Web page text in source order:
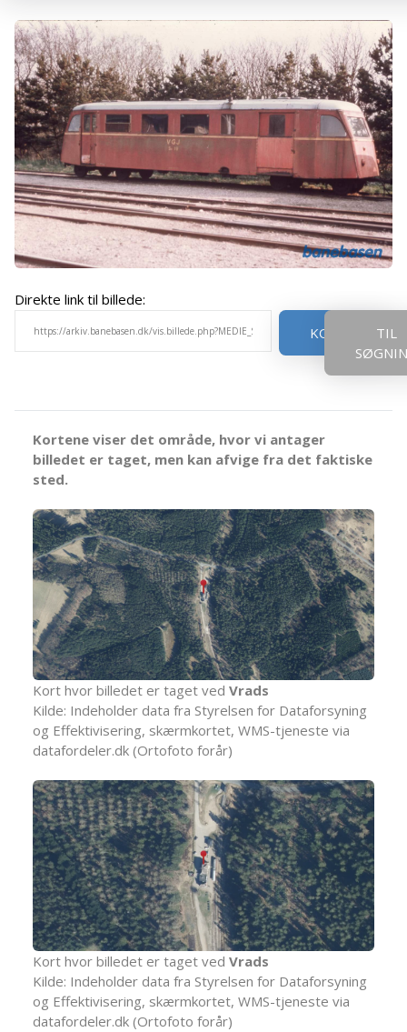
Direkte link til billede:
KOPIER
TIL
Kortene viser det område, hvor vi antager
billedet er taget, men kan afvige fra det faktiske
sted.
Kort hvor billedet er taget ved Vrads
Kilde: Indeholder data fra Styrelsen for Dataforsyning
og Effektivisering, skærmkortet, WMS-tjeneste via
datafordeler.dk (Ortofoto forår)
Kort hvor billedet er taget ved Vrads
Kilde: Indeholder data fra Styrelsen for Dataforsyning
og Effektivisering, skærmkortet, WMS-tjeneste via
datafordeler.dk (Ortofoto forår)